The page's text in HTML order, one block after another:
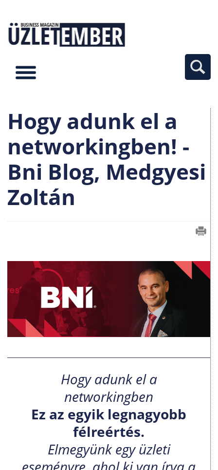
Hogy adunk el a
networkingben! -
Bni Blog, Medgyesi
Zoltán
Hogy adunk el a
networkingben
Ez az egyik legnagyobb
félreértés.
Elmegyünk egy üzleti